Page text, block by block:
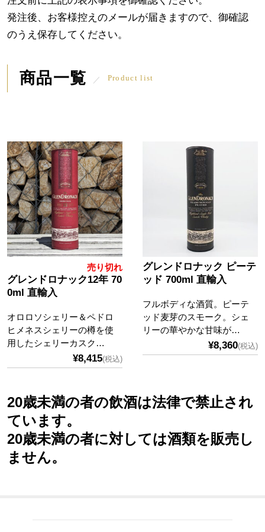
発注後、お客様控えのメールが届きますので、御確認
のうえ保存してください。
商品一覧 Product list
売り切れ
グレンドロナック12年 70
0ml 直輸入
オロロソシェリー＆ペドロ
ヒメネスシェリーの樽を使
用したシェリーカスク…
¥8,415(税込)
グレンドロナック ピーテ
ッド 700ml 直輸入
フルボディな酒質。ピーテ
ッド麦芽のスモーク。シェ
リーの華やかな甘味が…
¥8,360(税込)
20歳未満の者の飲酒は法律で禁止され
ています。
20歳未満の者に対しては酒類を販売し
ません。